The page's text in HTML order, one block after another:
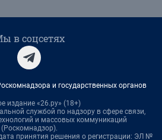
в соцсетях
и государственных органов
издание «26.ру» (18+)
службой по надзору в сфере связи,
и массовых коммуникаций
(Роскомнадзор).
принятия решения о регистрации: ЭЛ №